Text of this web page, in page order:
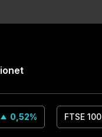
0,52% FTSE 100